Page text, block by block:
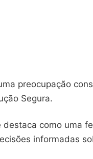
preocupação
Segura.
destaca como uma
informadas